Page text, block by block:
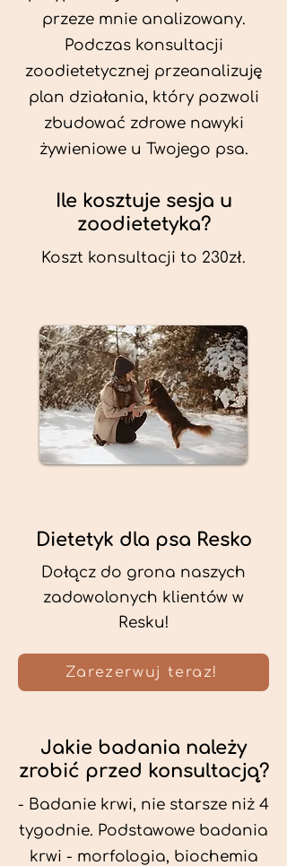
przeze mnie analizowany.
Podczas konsultacji
zoodietetycznej przeanalizuję
plan działania, który pozwoli
zbudować zdrowe nawyki
żywieniowe u Twojego psa.
Ile kosztuje sesja u
zoodietetyka?
Koszt konsultacji to 230zł.
Dietetyk dla psa Resko
Dołącz do grona naszych
zadowolonych klientów w
Resku!
Zarezerwuj teraz!
Jakie badania należy
zrobić przed konsultacją?
- Badanie krwi, nie starsze niż 4
tygodnie. Podstawowe badania
krwi - morfologia, biochemia